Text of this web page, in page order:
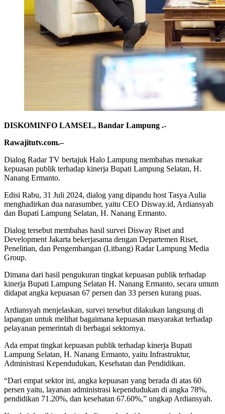
DISKOMINFO LAMSEL, Bandar Lampung .-
Rawajitutv.com.–
Dialog Radar TV bertajuk Halo Lampung membahas menakar
kepuasan publik terhadap kinerja Bupati Lampung Selatan, H.
Nanang Ermanto.
Edisi Rabu, 31 Juli 2024, dialog yang dipandu host Tasya Aulia
menghadirkan dua narasumber, yaitu CEO Disway.id, Ardiansyah
dan Bupati Lampung Selatan, H. Nanang Ermanto.
Dialog tersebut membahas hasil survei Disway Riset and
Development Jakarta bekerjasama dengan Departemen Riset,
Penelitian, dan Pengembangan (Litbang) Radar Lampung Media
Group.
Dimana dari hasil pengukuran tingkat kepuasan publik terhadap
kinerja Bupati Lampung Selatan H. Nanang Ermanto, secara umum
didapat angka kepuasan 67 persen dan 33 persen kurang puas.
Ardiansyah menjelaskan, survei tersebut dilakukan langsung di
lapangan untuk melihat bagaimana kepuasan masyarakat terhadap
pelayanan pemerintah di berbagai sektornya.
Ada empat tingkat kepuasan publik terhadap kinerja Bupati
Lampung Selatan, H. Nanang Ermanto, yaitu Infrastruktur,
Administrasi Kependudukan, Kesehatan dan Pendidikan.
“Dari empat sektor ini, angka kepuasan yang berada di atas 60
persen yaitu, layanan administrasi kependudukan di angka 78%,
pendidikan 71.20%, dan kesehatan 67.60%,” ungkap Ardiansyah.